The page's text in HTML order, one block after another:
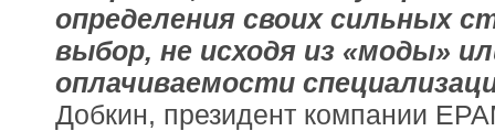
определения своих сильных
выбор, не исходя из «моды»
оплачиваемости
Добкин, президент компании